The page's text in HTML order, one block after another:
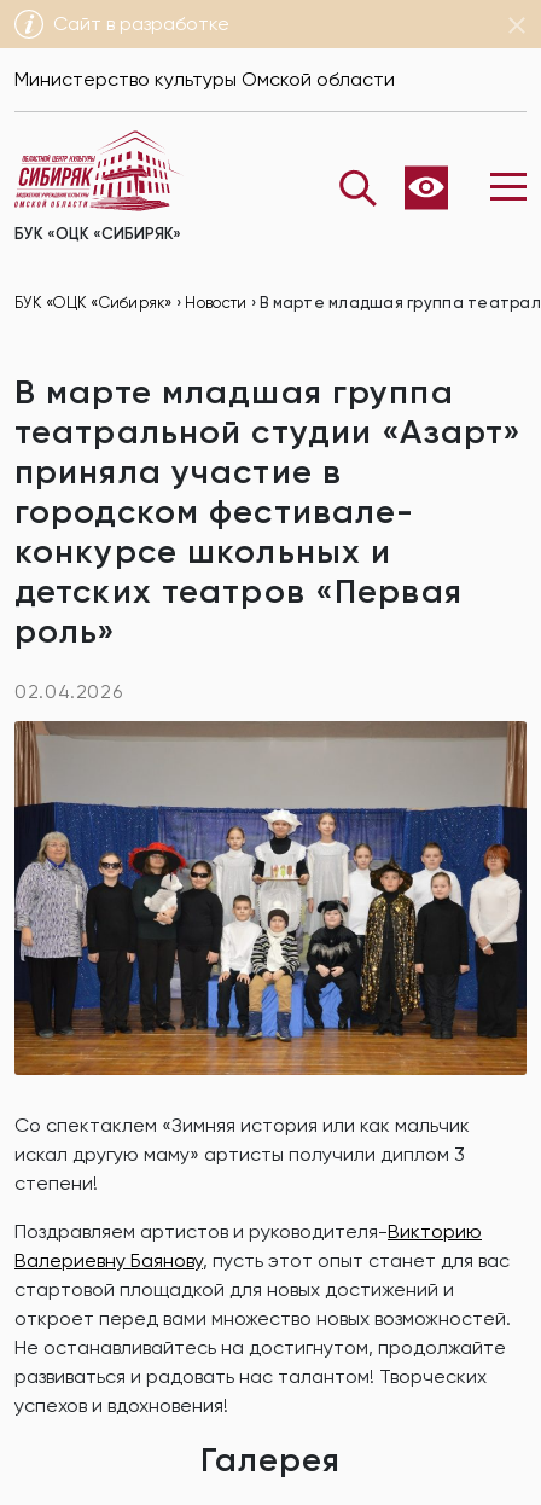
Сайт в разработке
Министерство культуры Омской области
БУК «ОЦК «СИБИРЯК»
БУК «ОЦК «Сибиряк» › Новости › В марте младшая группа
В марте младшая группа
театральной студии «Азарт»
приняла участие в
городском фестивале-
конкурсе школьных и
детских театров «Первая
роль»
02.04.2026
Со спектаклем «Зимняя история или как мальчик
искал другую маму» артисты получили диплом 3
степени!
Поздравляем артистов и руководителя-Викторию
Валериевну Баянову, пусть этот опыт станет для вас
стартовой площадкой для новых достижений и
откроет перед вами множество новых возможностей.
Не останавливайтесь на достигнутом, продолжайте
развиваться и радовать нас талантом! Творческих
успехов и вдохновения!
Галерея